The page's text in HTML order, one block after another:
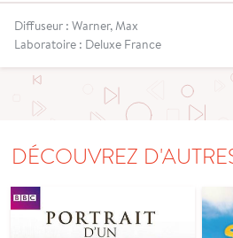
Diffuseur : Warner, Max
Laboratoire : Deluxe France
DÉCOUVREZ